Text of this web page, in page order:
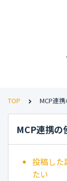
TOP MCP連
MCP連携の
投稿した
たい